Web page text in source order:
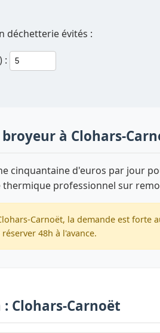
déchetterie évités :
:
à Clohars-
cinquantaine d'euros par jour
thermique professionnel sur
Carnoët, la demande est forte
48h à l'avance.
Clohars-Carnoët